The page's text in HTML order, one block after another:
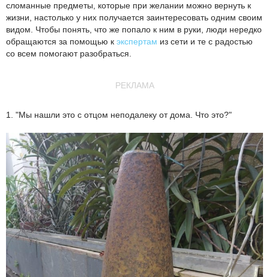
сломанные предметы, которые при желании можно вернуть к
жизни, настолько у них получается заинтересовать одним своим
видом. Чтобы понять, что же попало к ним в руки, люди нередко
обращаются за помощью к экспертам из сети и те с радостью
со всем помогают разобраться.
РЕКЛАМА
1. "Мы нашли это с отцом неподалеку от дома. Что это?"